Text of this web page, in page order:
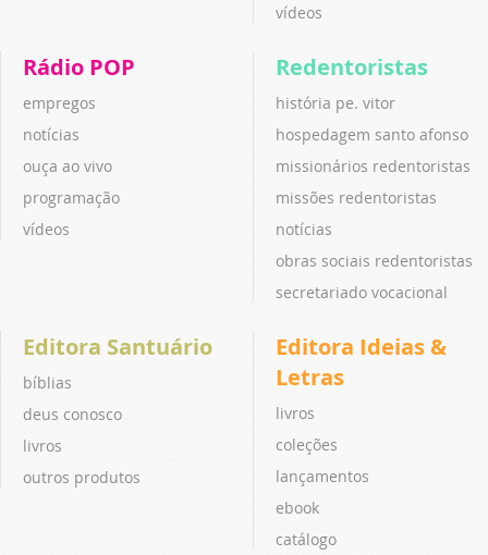
vídeos
Rádio POP
empregos
notícias
ouça ao vivo
programação
vídeos
Redentoristas
história pe. vitor
hospedagem santo afonso
missionários redentoristas
missões redentoristas
notícias
obras sociais redentoristas
secretariado vocacional
Editora Santuário
bíblias
deus conosco
livros
outros produtos
Editora Ideias &
Letras
livros
coleções
lançamentos
ebook
catálogo